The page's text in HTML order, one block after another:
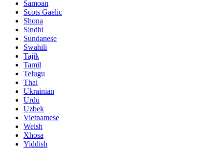
Samoan
Scots Gaelic
Shona
Sindhi
Sundanese
Swahili
Tajik
Tamil
Telugu
Thai
Ukrainian
Urdu
Uzbek
Vietnamese
Welsh
Xhosa
Yiddish